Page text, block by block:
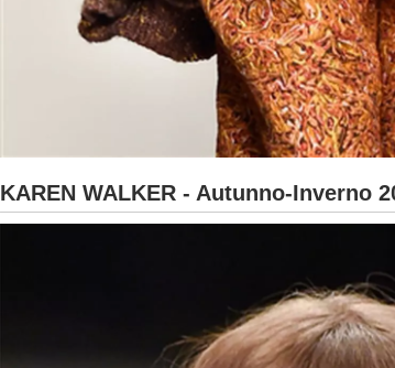
KAREN WALKER - Autunno-Inverno